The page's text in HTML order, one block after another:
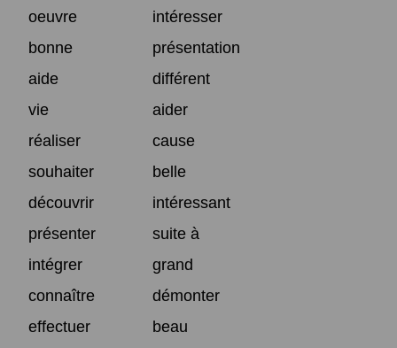
oeuvre
intéresser
bonne
présentation
aide
différent
vie
aider
réaliser
cause
souhaiter
belle
découvrir
intéressant
présenter
suite à
intégrer
grand
connaître
démonter
effectuer
beau